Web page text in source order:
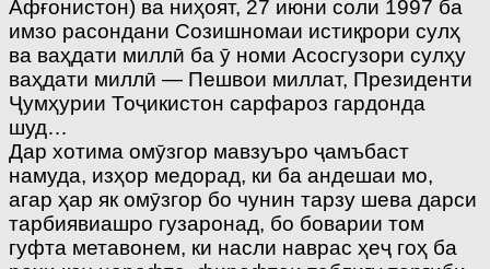
Афғонистон) ва ниҳоят, 27 июни соли 1997 ба
имзо расондани Созишномаи истиқрори сулҳ
ва ваҳдати миллӣ ба ӯ номи Асосгузори сулҳу
ваҳдати миллӣ — Пешвои миллат, Президенти
Ҷумҳурии Тоҷикистон сарфароз гардонда
шуд…
Дар хотима омӯзгор мавзуъро ҷамъбаст
намуда, изҳор медорад, ки ба андешаи мо,
агар ҳар як омӯзгор бо чунин тарзу шева дарси
тарбиявиашро гузаронад, бо боварии том
гуфта метавонем, ки насли наврас ҳеҷ гоҳ ба